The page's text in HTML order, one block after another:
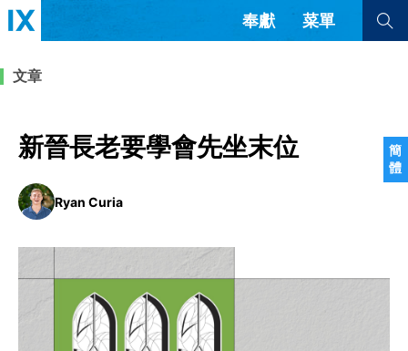
簡
體
奉獻 菜單
教會帶領 解經式講道與神學
福音傳講與宣教
團契生活與禱告
查看全部
查看全部
正體中文
西班牙語
葡萄牙語
烏茲別克語
达里语
羅馬尼亞語
文章
新晉長老要學會先坐末位
Ryan Curia